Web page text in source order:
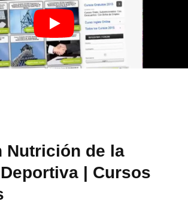
Nutrición de la
| Cursos